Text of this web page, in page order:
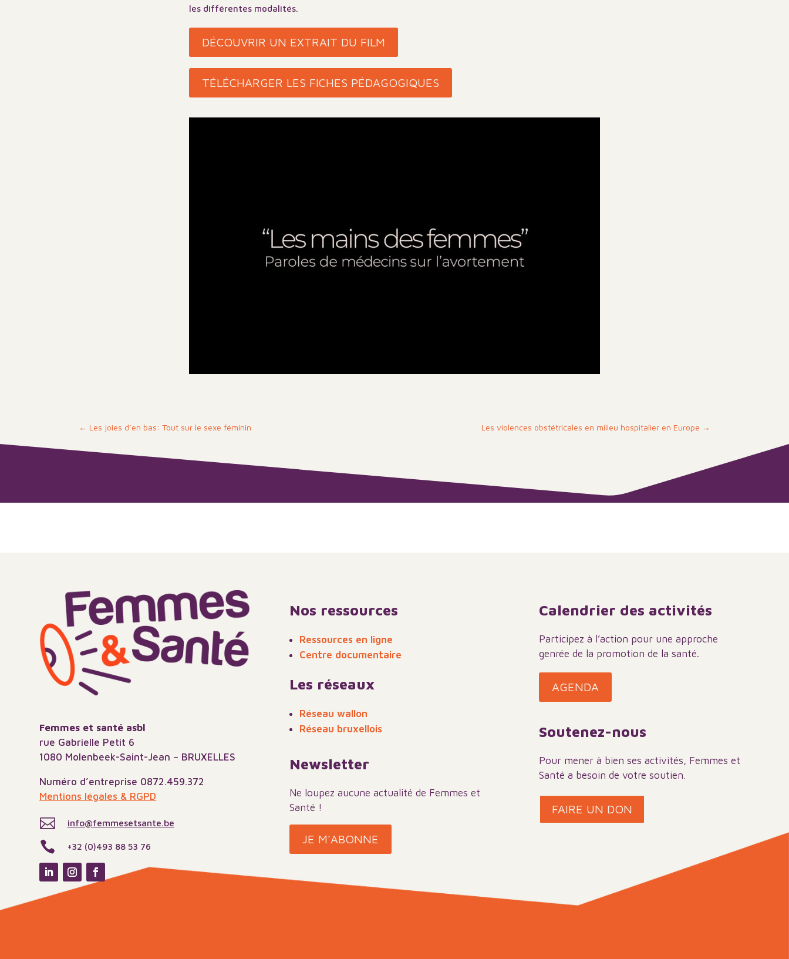
les différentes modalités.
DÉCOUVRIR UN EXTRAIT DU FILM
TÉLÉCHARGER LES FICHES PÉDAGOGIQUES
← Les joies d’en bas: Tout sur le sexe féminin Les violences obstétricales en milieu hospitalier en Europe →
Femmes et santé asbl
rue Gabrielle Petit 6
1080 Molenbeek-Saint-Jean – BRUXELLES
Numéro d’entreprise 0872.459.372
Mentions légales & RGPD
 info@femmesetsante.be
 +32 (0)493 88 53 76
Nos ressources
Ressources en ligne
Centre documentaire
Les réseaux
Réseau wallon
Réseau bruxellois
Newsletter
Ne loupez aucune actualité de Femmes et
Santé !
JE M'ABONNE
Calendrier des activités
Participez à l’action pour une approche
genrée de la promotion de la santé.
AGENDA
Soutenez-nous
Pour mener à bien ses activités, Femmes et
Santé a besoin de votre soutien.
FAIRE UN DON